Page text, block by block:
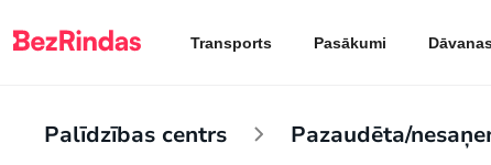
Transports Pasākumi
Palīdzības centrs Pazaudēta/